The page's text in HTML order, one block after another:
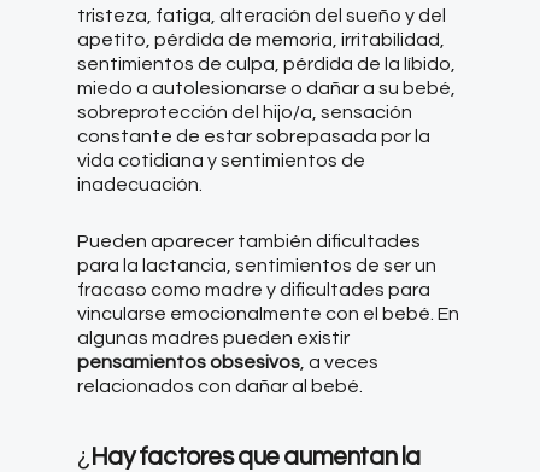
tristeza, fatiga, alteración del sueño y del
apetito, pérdida de memoria, irritabilidad,
sentimientos de culpa, pérdida de la líbido,
miedo a autolesionarse o dañar a su bebé,
sobreprotección del hijo/a, sensación
constante de estar sobrepasada por la
vida cotidiana y sentimientos de
inadecuación.
Pueden aparecer también dificultades
para la lactancia, sentimientos de ser un
fracaso como madre y dificultades para
vincularse emocionalmente con el bebé. En
algunas madres pueden existir
pensamientos obsesivos , a veces
relacionados con dañar al bebé.
¿ Hay factores que aumentan la